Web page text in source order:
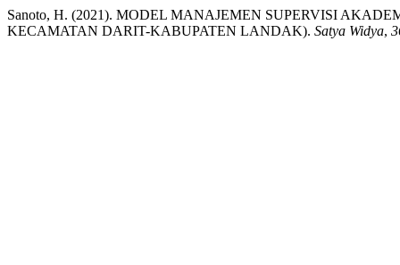
Sanoto, H. (2021). MODEL MANAJEMEN SUPERVISI
KECAMATAN DARIT-KABUPATEN LANDAK). Satya Widya,